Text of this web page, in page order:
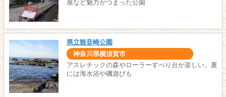
屋など魅力がつまった公園
県立観音崎公園
神奈川県横須賀市
アスレチックの森やローラーすべり台が楽しい。夏
には海水浴や磯遊びも